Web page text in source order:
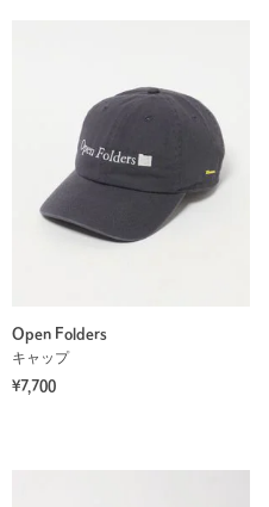
Open Folders
キャップ
¥7,700